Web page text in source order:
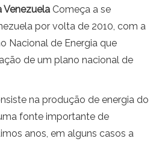
Venezuela Começa a se
por volta de 2010, com a
Nacional de Energia que
de um plano nacional de
na produção de energia do
fonte importante de
anos, em alguns casos a